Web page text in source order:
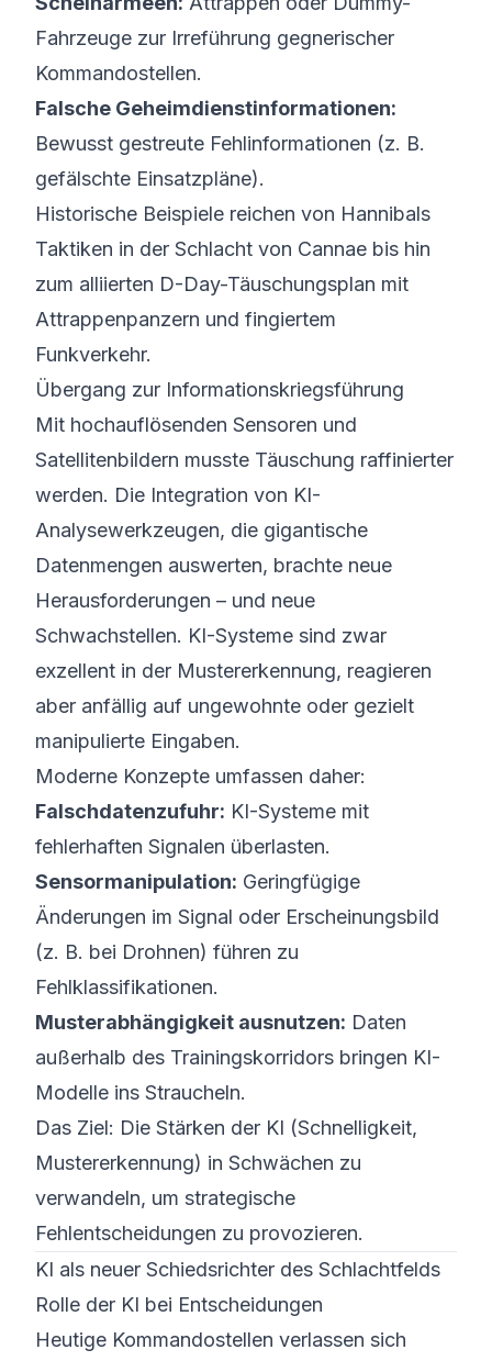
Fahrzeuge zur Irreführung gegnerischer
Kommandostellen.
Falsche Geheimdienstinformationen:
Bewusst gestreute Fehlinformationen (z. B.
gefälschte Einsatzpläne).
Historische Beispiele reichen von Hannibals
Taktiken in der Schlacht von Cannae bis hin
zum alliierten D-Day-Täuschungsplan mit
Attrappenpanzern und fingiertem
Funkverkehr.
Übergang zur Informationskriegsführung
Mit hochauflösenden Sensoren und
Satellitenbildern musste Täuschung raffinierter
werden. Die Integration von KI-
Analysewerkzeugen, die gigantische
Datenmengen auswerten, brachte neue
Herausforderungen – und neue
Schwachstellen. KI-Systeme sind zwar
exzellent in der Mustererkennung, reagieren
aber anfällig auf ungewohnte oder gezielt
manipulierte Eingaben.
Moderne Konzepte umfassen daher:
Falschdatenzufuhr: KI-Systeme mit
fehlerhaften Signalen überlasten.
Sensormanipulation: Geringfügige
Änderungen im Signal oder Erscheinungsbild
(z. B. bei Drohnen) führen zu
Fehlklassifikationen.
Musterabhängigkeit ausnutzen: Daten
außerhalb des Trainingskorridors bringen KI-
Modelle ins Straucheln.
Das Ziel: Die Stärken der KI (Schnelligkeit,
Mustererkennung) in Schwächen zu
verwandeln, um strategische
Fehlentscheidungen zu provozieren.
KI als neuer Schiedsrichter des Schlachtfelds
Rolle der KI bei Entscheidungen
Heutige Kommandostellen verlassen sich